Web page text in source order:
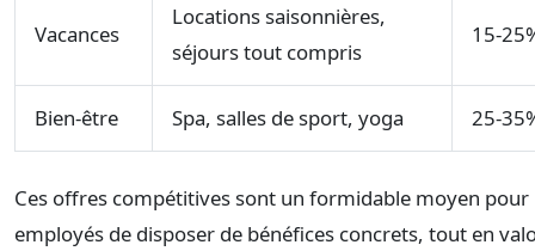
Vacances
Locations saisonnières,
séjours tout compris
15-
Bien-être Spa, salles de sport, yoga 25-
Ces offres compétitives sont un formidable moyen pour
employés de disposer de bénéfices concrets, tout en